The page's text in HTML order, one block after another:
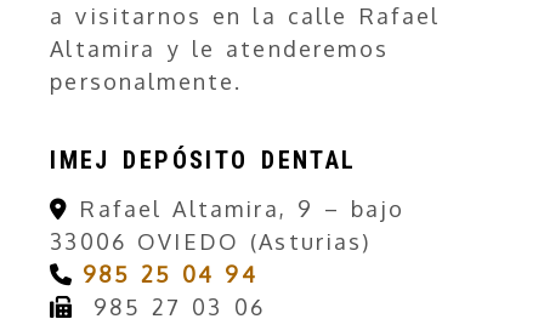
a visitarnos en la calle Rafael
Altamira y le atenderemos
personalmente.
IMEJ DEPÓSITO DENTAL
Rafael Altamira, 9 – bajo
33006 OVIEDO (Asturias)
985 25 04 94
985 27 03 06